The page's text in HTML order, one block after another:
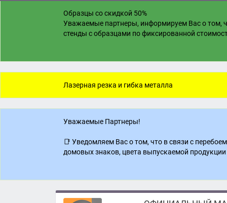
Образцы со скидкой 50%
Уважаемые партнеры, информируем Вас о том,
стенды с образцами по фиксированной
Лазерная резка и гибка металла
Уважаемые Партнеры!
📑 Уведомляем Вас о том, что в связи с
домовых знаков, цвета выпускаемой